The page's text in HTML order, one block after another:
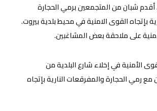
شبان من المتجمعين برمي الحجارة
بإتجاه القوى الامنية في محيط بلدية بيروت.
على ملاحقة بعض المشاغبين.
الأمنية في إخلاء شارع البلدية من
مع رمي الحجارة والمفرقعات النارية بإتجاه